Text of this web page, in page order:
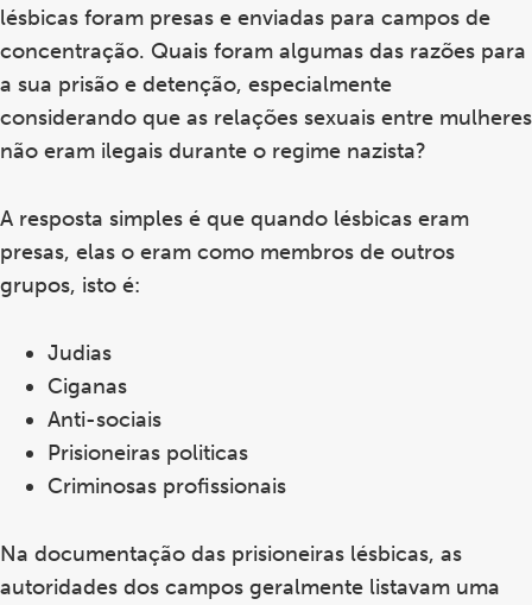
lésbicas foram presas e enviadas para campos de
concentração. Quais foram algumas das razões para
a sua prisão e detenção, especialmente
considerando que as relações sexuais entre mulheres
não eram ilegais durante o regime nazista?
A resposta simples é que quando lésbicas eram
presas, elas o eram como membros de outros
grupos, isto é:
Judias
Ciganas
Anti-sociais
Prisioneiras politicas
Criminosas profissionais
Na documentação das prisioneiras lésbicas, as
autoridades dos campos geralmente listavam uma